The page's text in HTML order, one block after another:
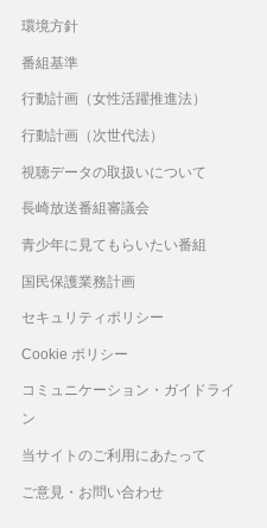
環境方針
番組基準
行動計画（女性活躍推進法）
行動計画（次世代法）
視聴データの取扱いについて
長崎放送番組審議会
青少年に見てもらいたい番組
国民保護業務計画
セキュリティポリシー
Cookie ポリシー
コミュニケーション・ガイドライ
ン
当サイトのご利用にあたって
ご意見・お問い合わせ